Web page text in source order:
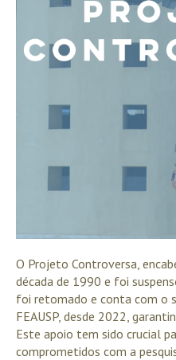
O Projeto Controversa,
década de 1990 e foi
foi retomado e conta com o
FEAUSP, desde 2022,
Este apoio tem sido crucial
comprometidos com a